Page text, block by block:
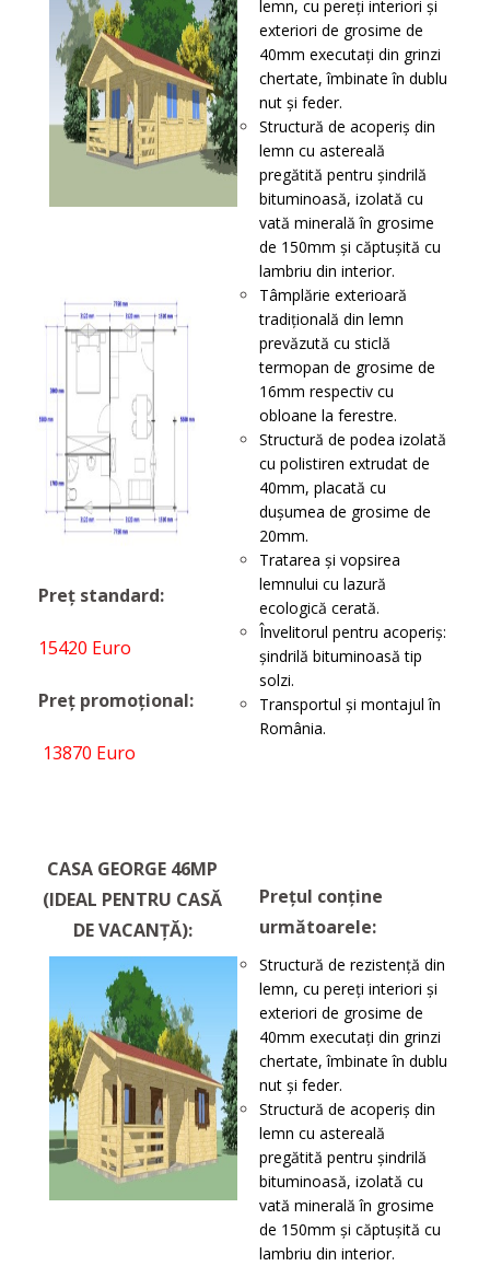
Preț standard:
15420 Euro
Preț promoțional:
13870 Euro
lemn, cu pereţi interiori și
exteriori de grosime de
40mm executați din grinzi
chertate, îmbinate în dublu
nut și feder.
Structură de acoperiş din
lemn cu astereală
pregătită pentru șindrilă
bituminoasă, izolată cu
vată minerală în grosime
de 150mm și căptușită cu
lambriu din interior.
Tâmplărie exterioară
tradițională din lemn
prevăzută cu sticlă
termopan de grosime de
16mm respectiv cu
obloane la ferestre.
Structură de podea izolată
cu polistiren extrudat de
40mm, placată cu
dușumea de grosime de
20mm.
Tratarea și vopsirea
lemnului cu lazură
ecologică cerată.
Învelitorul pentru acoperiș:
șindrilă bituminoasă tip
solzi.
Transportul şi montajul în
România.
CASA GEORGE 46MP
(IDEAL PENTRU CASĂ
DE VACANȚĂ):
Prețul conține
următoarele:
Structură de rezistenţă din
lemn, cu pereţi interiori și
exteriori de grosime de
40mm executați din grinzi
chertate, îmbinate în dublu
nut și feder.
Structură de acoperiş din
lemn cu astereală
pregătită pentru șindrilă
bituminoasă, izolată cu
vată minerală în grosime
de 150mm și căptușită cu
lambriu din interior.